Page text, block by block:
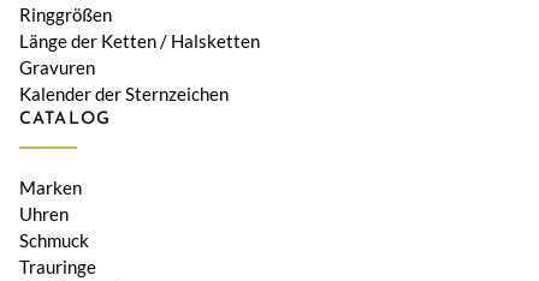
Ringgrößen
Länge der Ketten / Halsketten
Gravuren
Kalender der Sternzeichen
CATALOG
Marken
Uhren
Schmuck
Trauringe